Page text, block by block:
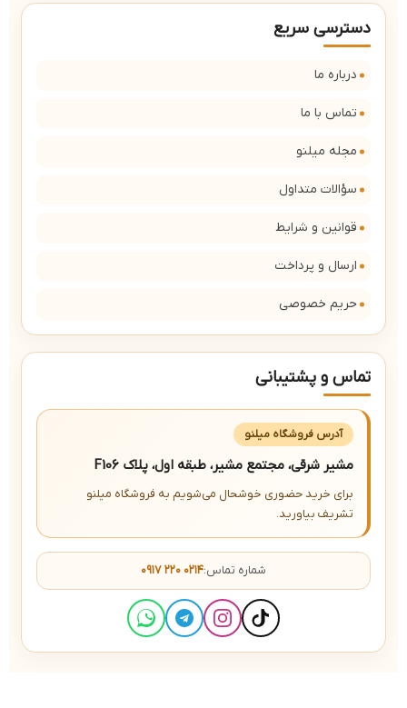
دسترسی سریع
درباره ما
تماس با ما
مجله میلنو
سؤالات متداول
قوانین و شرایط
ارسال و پرداخت
حریم خصوصی
تماس و پشتیبانی
آدرس فروشگاه میلنو
مشیر شرقی، مجتمع مشیر، طبقه اول، پلاک F106
برای خرید حضوری خوشحال می‌شویم به فروشگاه میلنو
تشریف بیاورید.
شماره تماس:۰۹۱۷ ۲۲۰ ۰۲۱۴